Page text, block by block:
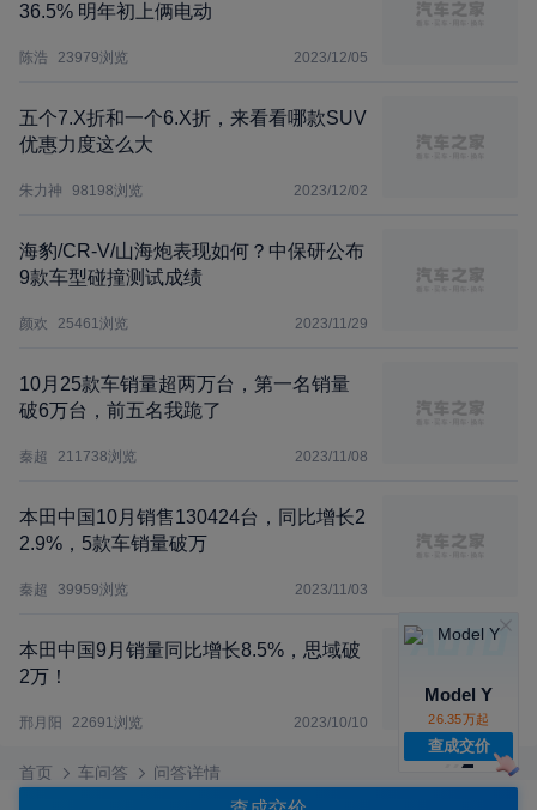
首页 车问答 问答详情
36.5% 明年初上俩电动
陈浩 23979浏览 2023/12/05
五个7.X折和一个6.X折，来看看哪款SUV
优惠力度这么大
朱力神 98198浏览 2023/12/02
海豹/CR-V/山海炮表现如何？中保研公布
9款车型碰撞测试成绩
颜欢 25461浏览 2023/11/29
10月25款车销量超两万台，第一名销量
破6万台，前五名我跪了
秦超 211738浏览 2023/11/08
本田中国10月销售130424台，同比增长2
2.9%，5款车销量破万
秦超 39959浏览 2023/11/03
本田中国9月销量同比增长8.5%，思域破
2万！
邢月阳 22691浏览 2023/10/10
Model Y
26.35万起
查成交价